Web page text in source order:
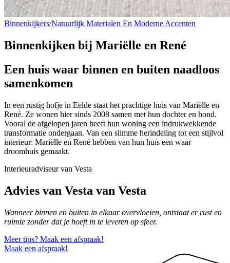
Binnenkijkers/Natuurlijk Materialen En Moderne Accenten
Binnenkijken bij Mariëlle en René
Een huis waar binnen en buiten naadloos
samenkomen
In een rustig hofje in Eelde staat het prachtige huis van Mariëlle en
René. Ze wonen hier sinds 2008 samen met hun dochter en hond.
Vooral de afgelopen jaren heeft hun woning een indrukwekkende
transformatie ondergaan. Van een slimme herindeling tot een stijlvol
interieur: Mariëlle en René hebben van hun huis een waar
droomhuis gemaakt.
Interieuradviseur van Vesta
Advies van Vesta van Vesta
Wanneer binnen en buiten in elkaar overvloeien, ontstaat er rust en
ruimte zonder dat je hoeft in te leveren op sfeer.
Meer tips? Maak een afspraak!
Maak een afspraak!